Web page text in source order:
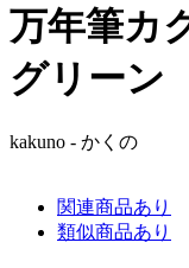
万年筆
グリーン
kakuno - かくの
関連商品あり
類似商品あり